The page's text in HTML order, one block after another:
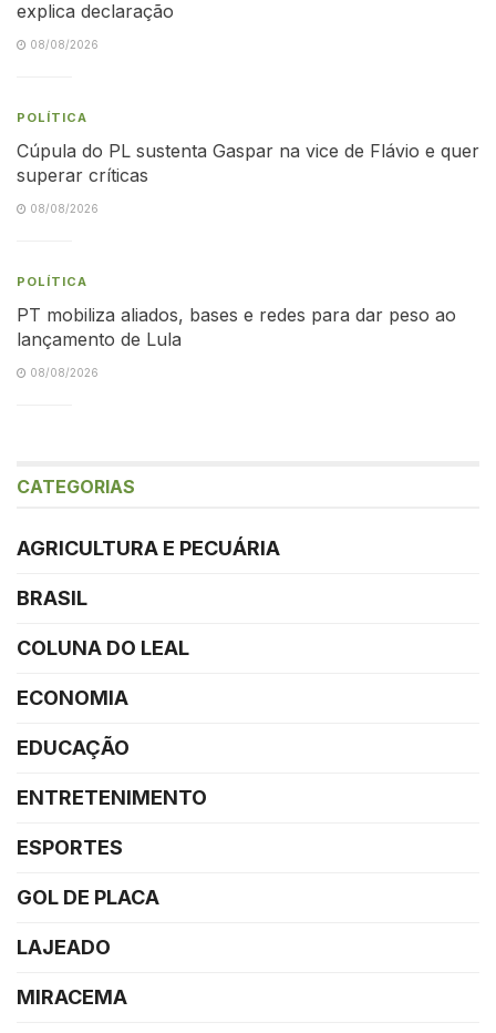
explica declaração
08/08/2026
POLÍTICA
Cúpula do PL sustenta Gaspar na vice de Flávio e quer
superar críticas
08/08/2026
POLÍTICA
PT mobiliza aliados, bases e redes para dar peso ao
lançamento de Lula
08/08/2026
CATEGORIAS
AGRICULTURA E PECUÁRIA
BRASIL
COLUNA DO LEAL
ECONOMIA
EDUCAÇÃO
ENTRETENIMENTO
ESPORTES
GOL DE PLACA
LAJEADO
MIRACEMA